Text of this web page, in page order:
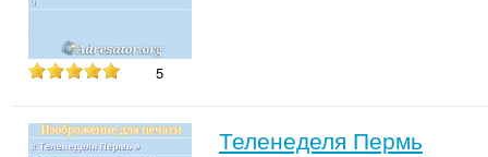
5
Теленеделя Пермь